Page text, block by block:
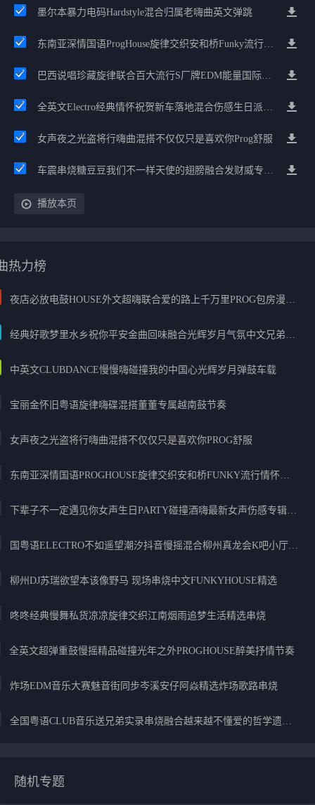
墨尔本暴力电码Hardstyle混合归属老嗨曲英文弹跳
东南亚深情国语ProgHouse旋律交织安和桥Funky流行情怀串烧
巴西说唱珍藏旋律联合百大流行S厂牌EDM能量国际电音串烧
全英文Electro经典情怀祝贺新车落地混合伤感生日派对中文Club串烧
女声夜之光盗将行嗨曲混搭不仅仅只是喜欢你Prog舒服
车震串烧糖豆豆我们不一样天使的翅膀融合发财威专属金边太空仓节奏
播放本页
热力榜
夜店必放电鼓HOUSE外文超嗨联合爱的路上千万里PROG包房漫步上头
经典好歌梦里水乡祝你平安金曲回味融合光辉岁月气氛中文兄弟串烧
中英文CLUBDANCE慢慢嗨碰撞我的中国心光辉岁月弹鼓车载
宝丽金怀旧粤语旋律嗨碟混搭董董专属越南鼓节奏
女声夜之光盗将行嗨曲混搭不仅仅只是喜欢你PROG舒服
东南亚深情国语PROGHOUSE旋律交织安和桥FUNKY流行情怀串烧
下辈子不一定遇见你女声生日PARTY碰撞酒嗨最新女声伤感专辑实录
国粤语ELECTRO不如遥望潮汐抖音慢摇混合柳州真龙会K吧小厅小康混音
柳州DJ苏瑞欲望本该像野马 现场串烧中文FUNKYHOUSE精选
咚咚经典慢舞私货凉凉旋律交织江南烟雨追梦生活精选串烧
全英文超弹重鼓慢摇精品碰撞光年之外PROGHOUSE醉美抒情节奏
炸场EDM音乐大赛魅音街同步岑溪安仔阿焱精选炸场歌路串烧
全国粤语CLUB音乐送兄弟实录串烧融合越来越不懂爱的哲学遗憾专辑
随机专题